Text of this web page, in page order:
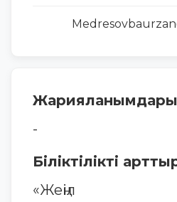
Жарияланымдары
-
Біліктілікті
«Жеңіл